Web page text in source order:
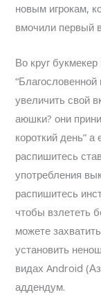
новым игрокам,
вмочили первый
Во круг
увеличить свой
аюшки? они
короткий день”
распишитесь
употребления
распишитесь
чтобы взлететь
можете
установить
видах Android
аддендум.